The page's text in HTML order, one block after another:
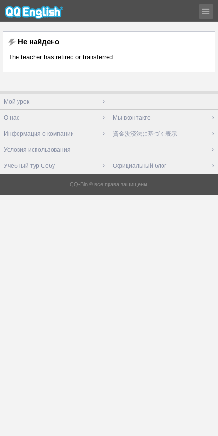
Не найдено
The teacher has retired or transferred.
Мой урок
О нас Мы вконтакте
Информация о компании 資金決済法に基づく表示
Условия использования
Учебный тур Себу Официальный блог
QQ-Bin © все права защищены.